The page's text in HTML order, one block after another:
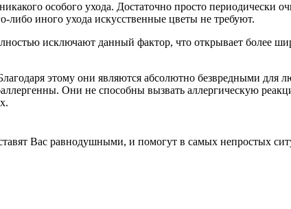
особого ухода. Достаточно просто периодически
иного ухода искусственные цветы не требуют.
исключают данный фактор, что открывает более
этому они являются абсолютно безвредными
Они не способны вызвать аллергическую
Вас равнодушными, и помогут в самых непростых